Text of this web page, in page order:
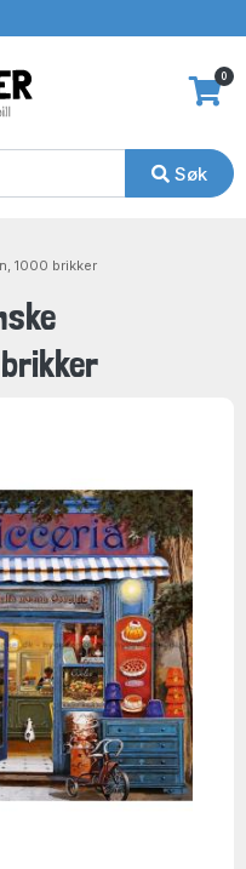
Søk
0
1000 brikker